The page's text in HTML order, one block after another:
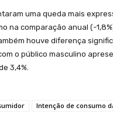
uma queda mais
na comparação anual (-
houve diferença
o público masculino
3,4%.
Intenção de consumo